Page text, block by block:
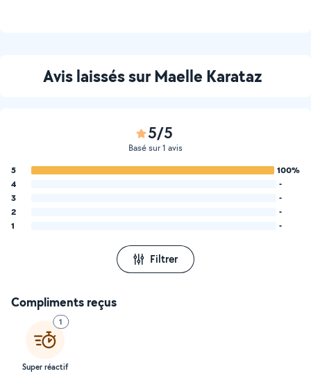
Avis laissés sur Maelle Karataz
5/5
Basé sur 1 avis
5
100%
4
-
3
-
2
-
1
-
Filtrer
Compliments reçus
1
Super réactif